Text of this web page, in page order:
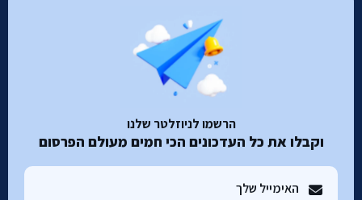
הרשמו לניוזלטר שלנו
וקבלו את כל העדכונים הכי חמים מעולם הפרסום